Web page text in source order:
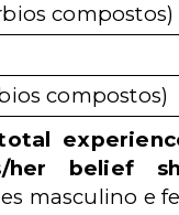
compostos)
compostos)
her belief
masculino e